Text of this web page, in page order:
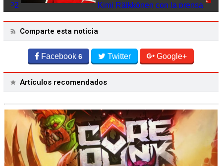
Kimi Räikkönen con la prensa
FP2
Comparte esta noticia
Facebook6 Twitter Google+
Artículos recomendados